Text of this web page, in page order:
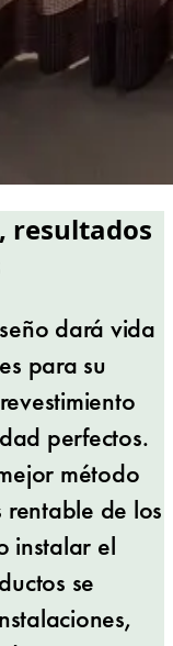
resultados
dará vida
para su
perfectos.
método
rentable de los
instalar el
se